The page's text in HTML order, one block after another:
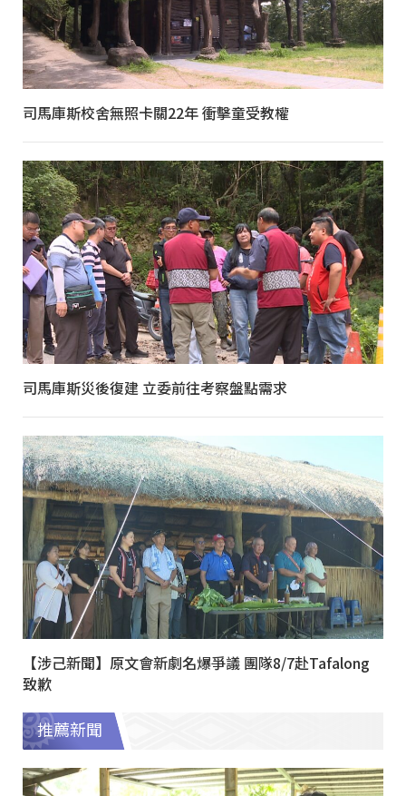
司馬庫斯校舍無照卡關22年 衝擊童受教權
司馬庫斯災後復建 立委前往考察盤點需求
【涉己新聞】原文會新劇名爆爭議 團隊8/7赴Tafalong
致歉
推薦新聞